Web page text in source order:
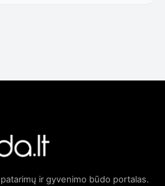
ir gyvenimo būdo portalas.